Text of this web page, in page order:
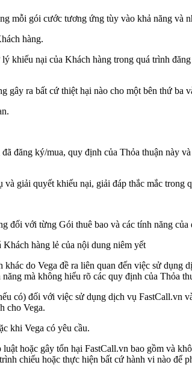
mỗi gói cước tương ứng tùy vào khả năng và
hàng.
khiếu nại của Khách hàng trong quá trình
ra bất cứ thiệt hại nào cho một bên thứ ba
đăng ký/mua, quy định của Thỏa thuận này
giải quyết khiếu nại, giải đáp thắc mắc trong
đối với từng Gói thuê bao và các tính năng
hàng lẻ của nội dung niêm yết
do Vega đề ra liên quan đến việc sử
mà không hiểu rõ các quy định của Thỏa
có) đối với việc sử dụng dịch vụ FastCall.vn
cho Vega.
khi Vega có yêu cầu.
hoặc gây tổn hại FastCall.vn bao gồm và
chiếu hoặc thực hiện bất cứ hành vi nào